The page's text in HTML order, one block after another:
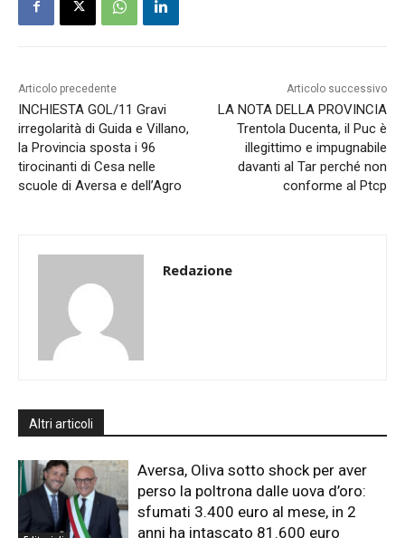
Articolo precedente
INCHIESTA GOL/11 Gravi
irregolarità di Guida e Villano,
la Provincia sposta i 96
tirocinanti di Cesa nelle
scuole di Aversa e dell’Agro
Articolo successivo
LA NOTA DELLA PROVINCIA
Trentola Ducenta, il Puc è
illegittimo e impugnabile
davanti al Tar perché non
conforme al Ptcp
Redazione
Altri articoli
Aversa, Oliva sotto shock per aver
perso la poltrona dalle uova d’oro:
sfumati 3.400 euro al mese, in 2
anni ha intascato 81.600 euro